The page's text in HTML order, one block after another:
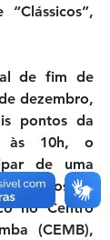
de fim de
dezembro,
pontos da
às 10h, o
de uma
e
no Centro
(CEMB),